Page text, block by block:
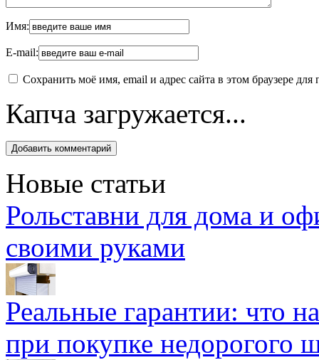
Имя:
E-mail:
Сохранить моё имя, email и адрес сайта в этом браузере
Капча загружается...
Новые статьи
Рольставни для дома и
своими руками
Реальные гарантии: что
при покупке недорогого